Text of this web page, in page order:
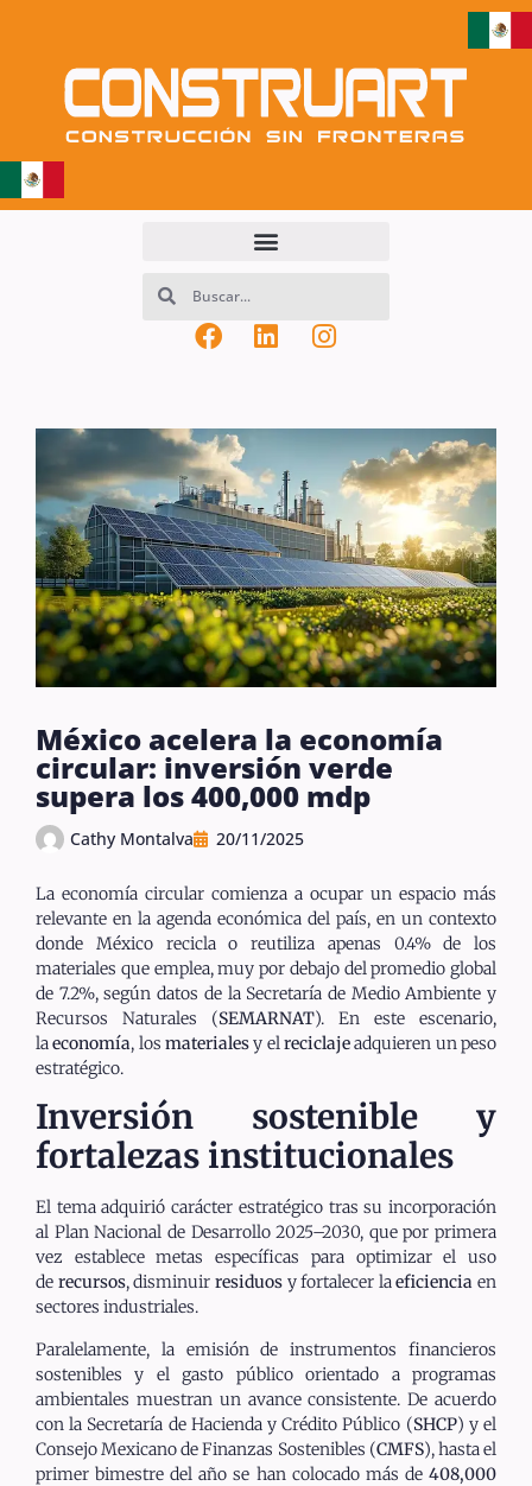
México acelera la economía
circular: inversión verde
supera los 400,000 mdp
Cathy Montalva 20/11/2025
La economía circular comienza a ocupar un espacio más
relevante en la agenda económica del país, en un contexto
donde México recicla o reutiliza apenas 0.4% de los
materiales que emplea, muy por debajo del promedio global
de 7.2%, según datos de la Secretaría de Medio Ambiente y
Recursos Naturales (SEMARNAT). En este escenario,
laeconomía, losmaterialesy elreciclajeadquieren un peso
estratégico.
Inversión sostenible y
fortalezas institucionales
El tema adquirió carácter estratégico tras su incorporación
al Plan Nacional de Desarrollo 2025–2030, que por primera
vez establece metas específicas para optimizar el uso
de recursos, disminuir residuosy fortalecer laeficiencia en
sectores industriales.
Paralelamente, la emisión de instrumentos financieros
sostenibles y el gasto público orientado a programas
ambientales muestran un avance consistente. De acuerdo
con la Secretaría de Hacienda y Crédito Público (SHCP) y el
Consejo Mexicano de Finanzas Sostenibles (CMFS), hasta el
primer bimestre del año se han colocado más de 408,000